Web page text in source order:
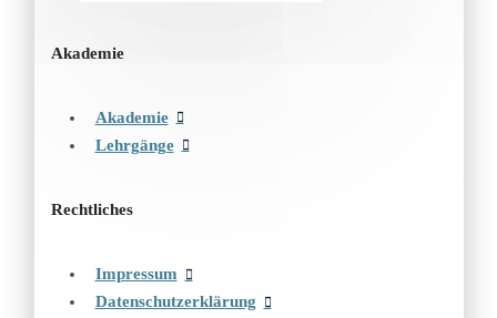
Akademie
Akademie
Lehrgänge
Rechtliches
Impressum
Datenschutzerklärung